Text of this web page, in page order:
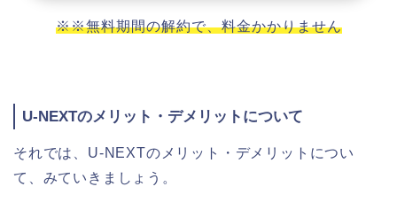
※※無料期間の解約で、料金かかりません
U-NEXTのメリット・デメリットについて
それでは、U-NEXTのメリット・デメリットについ
て、みていきましょう。